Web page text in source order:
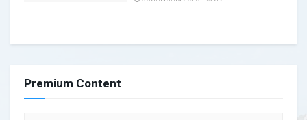
Premium Content